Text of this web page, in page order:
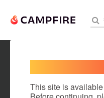
This site is